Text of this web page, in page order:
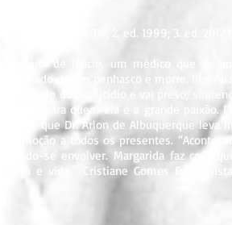
dez. 1994, Brasília/DF; 2. ed. 1999; 3. ed. 2012
história de Inácio, um médico que se
de um penhasco e morre.
acusado do homicídio e vai preso,
para quem ela é a grande paixão.
lo, até que Dr. Arlon de Albuquerque leva
emoção a todos os presentes.
se envolver. Margarida faz com
e vida.” Cristiane Gomes